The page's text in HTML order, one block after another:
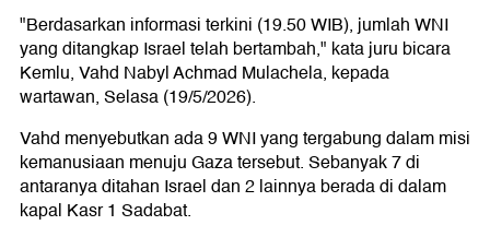
"Berdasarkan informasi terkini (19.50 WIB), jumlah WNI
yang ditangkap Israel telah bertambah," kata juru bicara
Kemlu, Vahd Nabyl Achmad Mulachela, kepada
wartawan, Selasa (19/5/2026).
Vahd menyebutkan ada 9 WNI yang tergabung dalam misi
kemanusiaan menuju Gaza tersebut. Sebanyak 7 di
antaranya ditahan Israel dan 2 lainnya berada di dalam
kapal Kasr 1 Sadabat.